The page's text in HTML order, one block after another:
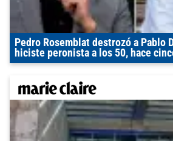
Pedro Rosemblat destrozó a Pablo
hiciste peronista a los 50, hace